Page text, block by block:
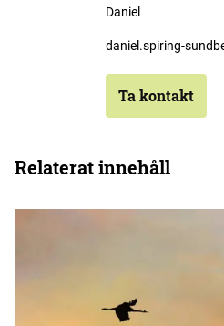
Daniel
daniel.spiring-
Ta kontakt
Relaterat innehåll